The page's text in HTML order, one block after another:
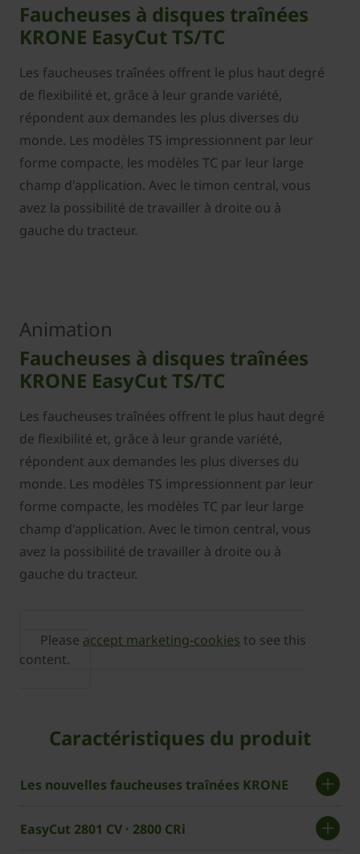
Faucheuses à disques traînées
KRONE EasyCut TS/TC
Les faucheuses traînées offrent le plus haut degré
de flexibilité et, grâce à leur grande variété,
répondent aux demandes les plus diverses du
monde. Les modèles TS impressionnent par leur
forme compacte, les modèles TC par leur large
champ d'application. Avec le timon central, vous
avez la possibilité de travailler à droite ou à
gauche du tracteur.
Animation
Faucheuses à disques traînées
KRONE EasyCut TS/TC
Les faucheuses traînées offrent le plus haut degré
de flexibilité et, grâce à leur grande variété,
répondent aux demandes les plus diverses du
monde. Les modèles TS impressionnent par leur
forme compacte, les modèles TC par leur large
champ d'application. Avec le timon central, vous
avez la possibilité de travailler à droite ou à
gauche du tracteur.
Please accept marketing-cookies to see this
content.
Caractéristiques du produit
Les nouvelles faucheuses traînées KRONE
EasyCut 2801 CV · 2800 CRi